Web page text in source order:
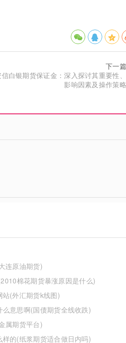
下一篇
白银期货保证金：深入探讨其重要性、
影响因素及操作策略
连原油期货)
棉花期货暴涨原因是什么)
站(外汇期货k线图)
意思啊(国债期货全线收跌)
属期货平台)
的(纸浆期货适合做日内吗)